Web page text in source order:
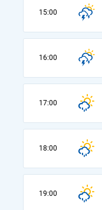
15:00
16:00
17:00
18:00
19:00